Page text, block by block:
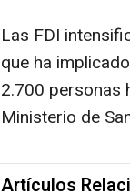
Las FDI
que ha
2.700 personas
Ministerio de
Artículos